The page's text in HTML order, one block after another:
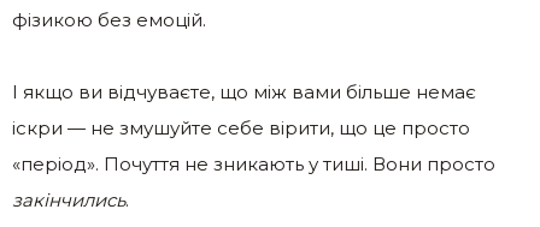
фізикою без емоцій.
І якщо ви відчуваєте, що між вами більше немає
іскри — не змушуйте себе вірити, що це просто
«період». Почуття не зникають у тиші. Вони просто
закінчились.